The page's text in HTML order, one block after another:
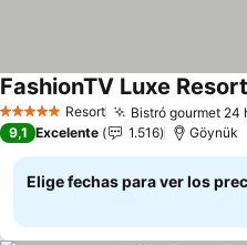
5 Estrellas Resort Bistró gourmet 24
FashionTV Luxe Resort
9,1 Excelente 1.516 Göynük
Elige fechas para ver los